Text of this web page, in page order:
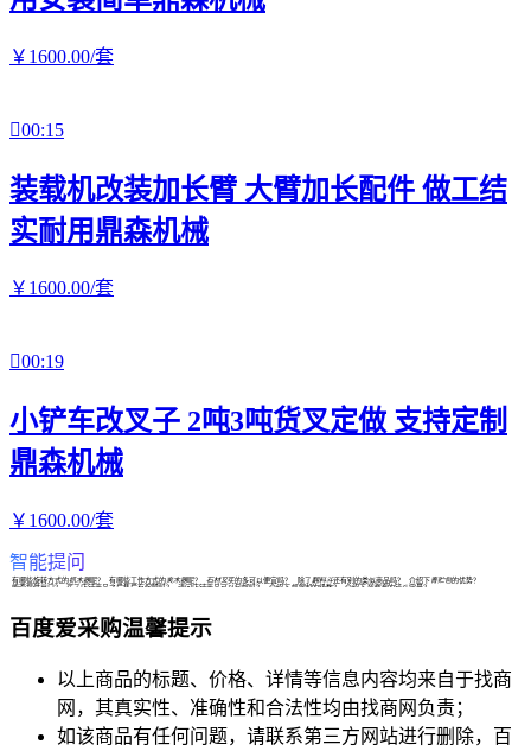
￥1600.00/套
00:15
装载机改装加长臂 大臂加长配件 做工结
实耐用鼎森机械
￥1600.00/套
00:19
小铲车改叉子 2吨3吨货叉定做 支持定制
鼎森机械
￥1600.00/套
智能提问
有哪些旋转方式的抓木器呢？ 有哪些工作方式的夹木器呢？ 石材叉买的多可以便宜吗？ 除了翻料斗还有别的类似商品吗？ 介绍下
的优势？
百度爱采购温馨提示
以上商品的标题、价格、详情等信息内容均来自于找商
网，其真实性、准确性和合法性均由找商网负责；
如该商品有任何问题，请联系第三方网站进行删除，百